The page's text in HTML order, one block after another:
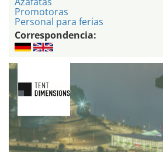
Promotoras
Personal para ferias
Correspondencia: